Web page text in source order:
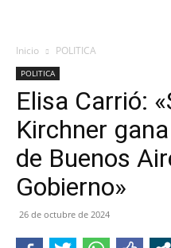
Inicio POLITICA
POLITICA
Elisa Carrió:
Kirchner
de Buenos
Gobierno»
26 de octubre de 2024